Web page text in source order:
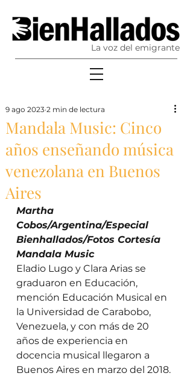
La voz del emigrante
Mandala Music: Cinco
años enseñando música
venezolana en Buenos
Aires
9 ago 2023 2 min de lectura
Martha
Cobos/Argentina/Especial
Bienhallados/Fotos Cortesía
Mandala Music
Eladio Lugo y Clara Arias se
graduaron en Educación,
mención Educación Musical en
la Universidad de Carabobo,
Venezuela, y con más de 20
años de experiencia en
docencia musical llegaron a
Buenos Aires en marzo del 2018.